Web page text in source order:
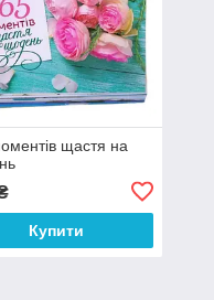
щастя на
Купити